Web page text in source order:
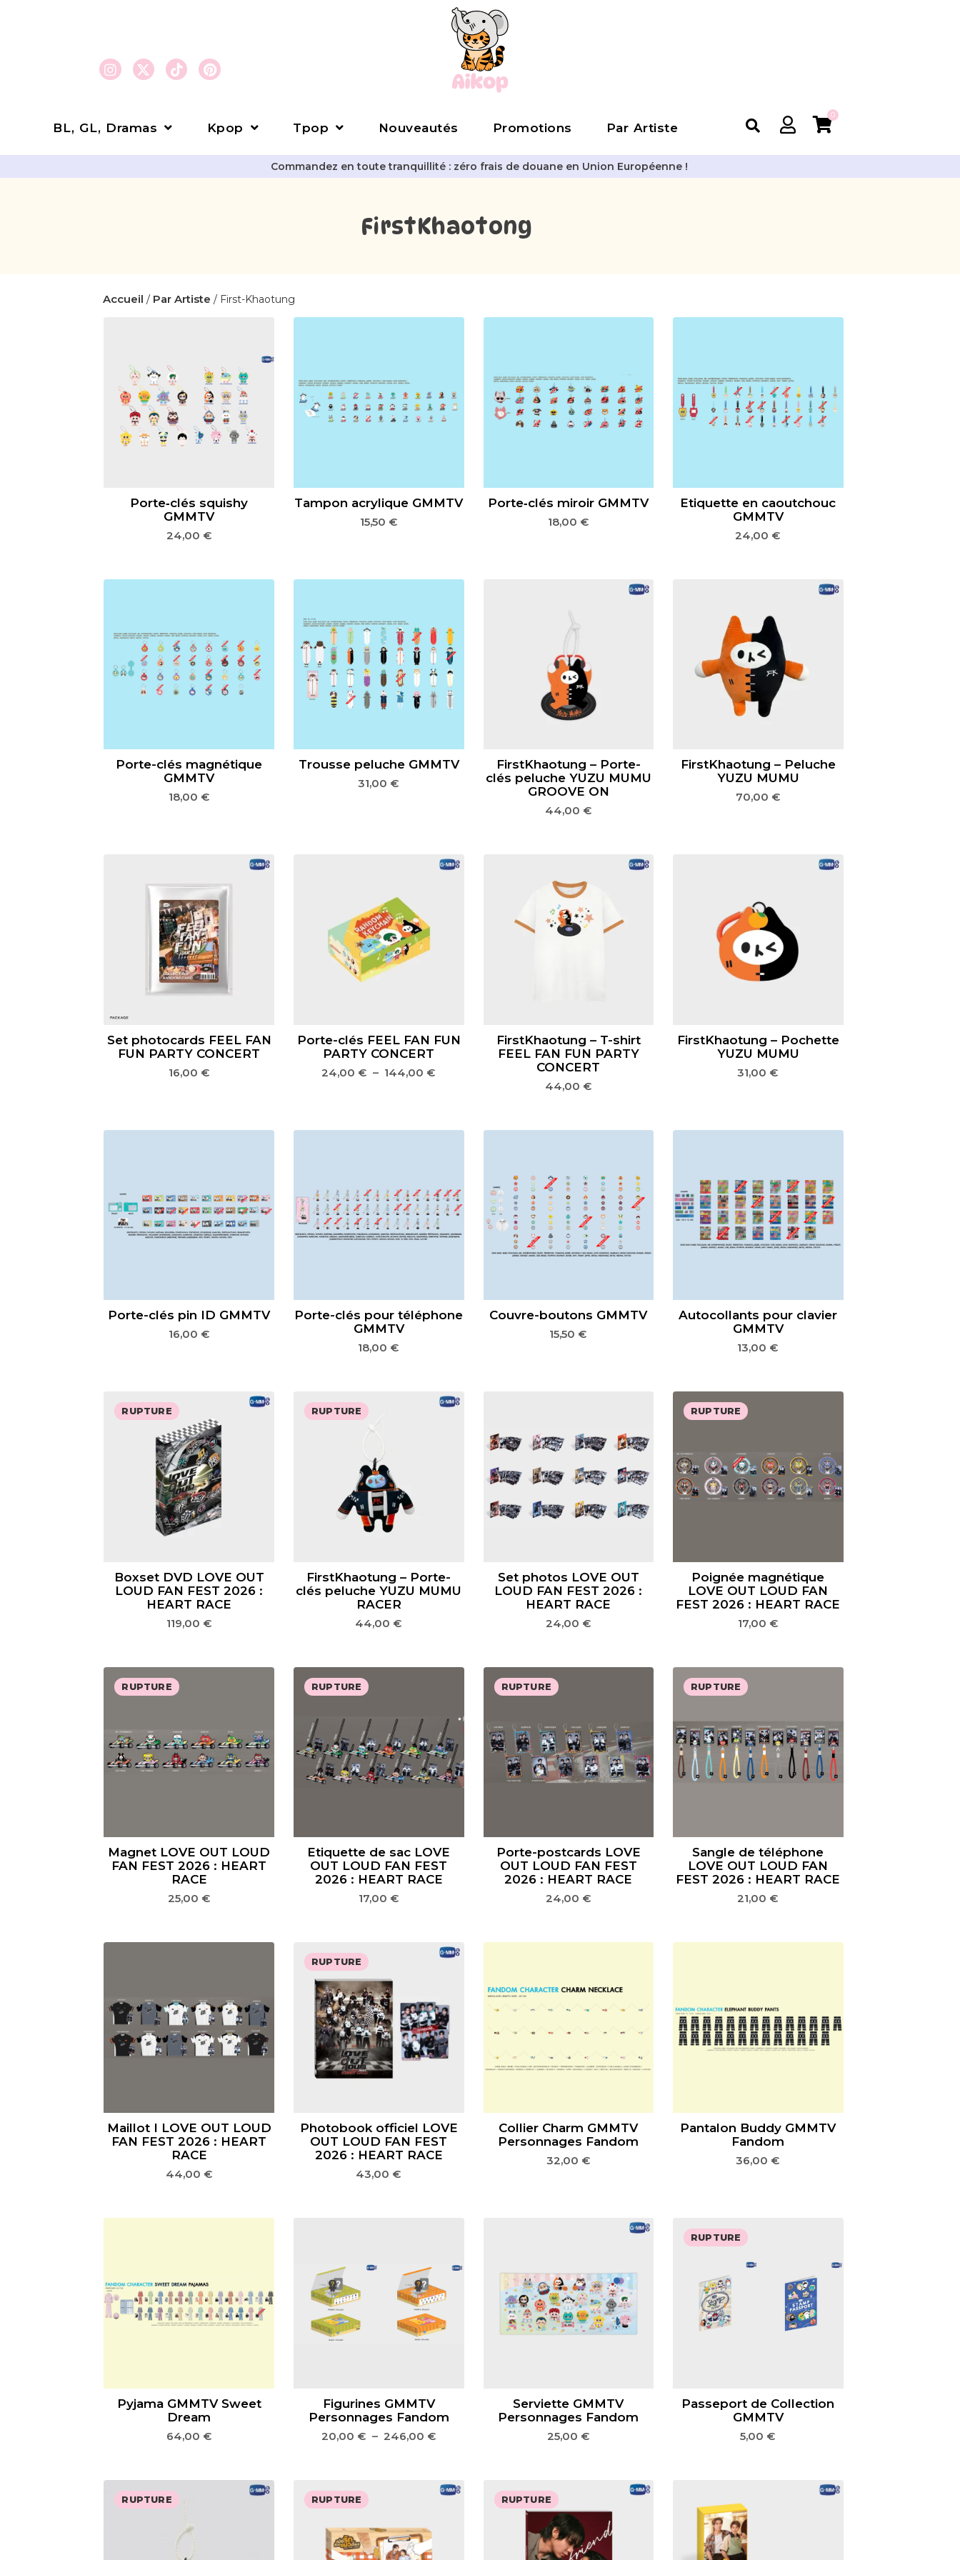
BL, GL, Dramas Kpop Tpop Nouveautés Promotions Par Artiste
0
Commandez en toute tranquillité : zéro frais de douane en Union Européenne !
FirstKhaotong
Accueil / Par Artiste / First-Khaotung
Porte‑clés squishy
GMMTV
24,00 €
Tampon acrylique GMMTV
15,50 €
Porte‑clés miroir GMMTV
18,00 €
Etiquette en caoutchouc
GMMTV
24,00 €
Porte-clés magnétique
GMMTV
18,00 €
Trousse peluche GMMTV
31,00 €
FirstKhaotung – Porte-
clés peluche YUZU MUMU
GROOVE ON
44,00 €
FirstKhaotung – Peluche
YUZU MUMU
70,00 €
Set photocards FEEL FAN
FUN PARTY CONCERT
16,00 €
Porte-clés FEEL FAN FUN
PARTY CONCERT
24,00 € – 144,00 €
FirstKhaotung – T-shirt
FEEL FAN FUN PARTY
CONCERT
44,00 €
FirstKhaotung – Pochette
YUZU MUMU
31,00 €
Porte-clés pin ID GMMTV
16,00 €
Porte-clés pour téléphone
GMMTV
18,00 €
Couvre-boutons GMMTV
15,50 €
Autocollants pour clavier
GMMTV
13,00 €
RUPTURE
Boxset DVD LOVE OUT
LOUD FAN FEST 2026 :
HEART RACE
119,00 €
RUPTURE
FirstKhaotung – Porte-
clés peluche YUZU MUMU
RACER
44,00 €
Set photos LOVE OUT
LOUD FAN FEST 2026 :
HEART RACE
24,00 €
RUPTURE
Poignée magnétique
LOVE OUT LOUD FAN
FEST 2026 : HEART RACE
17,00 €
RUPTURE
Magnet LOVE OUT LOUD
FAN FEST 2026 : HEART
RACE
25,00 €
RUPTURE
Etiquette de sac LOVE
OUT LOUD FAN FEST
2026 : HEART RACE
17,00 €
RUPTURE
Porte-postcards LOVE
OUT LOUD FAN FEST
2026 : HEART RACE
24,00 €
RUPTURE
Sangle de téléphone
LOVE OUT LOUD FAN
FEST 2026 : HEART RACE
21,00 €
Maillot I LOVE OUT LOUD
FAN FEST 2026 : HEART
RACE
44,00 €
RUPTURE
Photobook officiel LOVE
OUT LOUD FAN FEST
2026 : HEART RACE
43,00 €
Collier Charm GMMTV
Personnages Fandom
32,00 €
Pantalon Buddy GMMTV
Fandom
36,00 €
Pyjama GMMTV Sweet
Dream
64,00 €
Figurines GMMTV
Personnages Fandom
20,00 € – 246,00 €
Serviette GMMTV
Personnages Fandom
25,00 €
RUPTURE
Passeport de Collection
GMMTV
5,00 €
RUPTURE RUPTURE RUPTURE